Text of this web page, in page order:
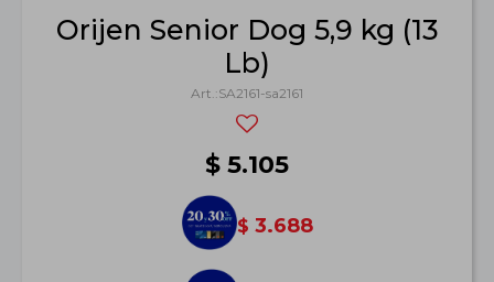
Orijen Senior Dog 5,9 kg (13
Lb)
SA2161-sa2161
$ 5.105
$ 3.688